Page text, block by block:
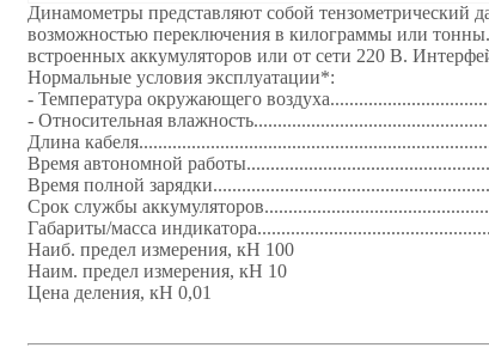
Динамoметры представляют собой
возможностью переключения в килограммы или
встроенных аккумуляторов или от сети 220 В.
Нормальные условия эксплуатации*:
- Температура окружающего
- Относительная
Длина
Время автономной
Время полной
Срок службы
Габариты/масса
Наиб. предел измерения, кН 100
Наим. предел измерения, кН 10
Цена деления, кН 0,01